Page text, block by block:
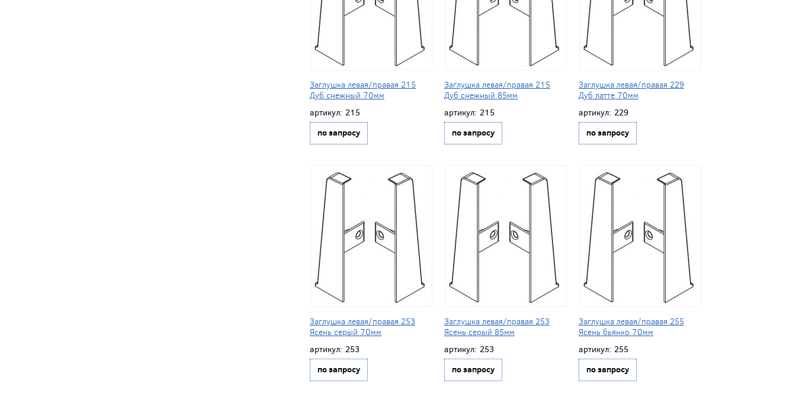
Заглушка левая/правая 215
Дуб снежный 70мм
артикул: 215
по запросу
Заглушка левая/правая 215
Дуб снежный 85мм
артикул: 215
по запросу
Заглушка левая/правая 229
Дуб латте 70мм
артикул: 229
по запросу
Заглушка левая/правая 253
Ясень серый 70мм
артикул: 253
по запросу
Заглушка левая/правая 253
Ясень серый 85мм
артикул: 253
по запросу
Заглушка левая/правая 255
Ясень бьянко 70мм
артикул: 255
по запросу